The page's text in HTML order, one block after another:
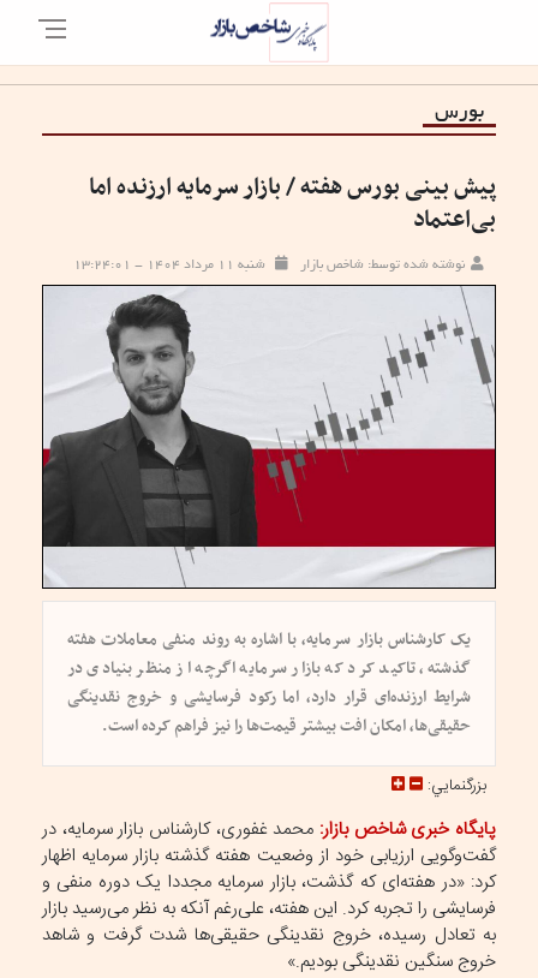
بورس
پیش بینی بورس هفته / بازار سرمایه ارزنده‌ اما
بی‌اعتماد
نوشته شده توسط: شاخص بازار شنبه ۱۱ مرداد ۱۴۰۴ - ۱۳:۲۴:۰۱
یک کارشناس بازار سرمایه، با اشاره به روند منفی معاملات هفته
گذشته، تاکید کرد که بازار سرمایه اگرچه از منظر بنیادی در
شرایط ارزنده‌ای قرار دارد، اما رکود فرسایشی و خروج نقدینگی
حقیقی‌ها، امکان افت بیشتر قیمت‌ها را نیز فراهم کرده است.
بزرگنمايي:
پایگاه خبری شاخص بازار: محمد غفوری، کارشناس بازار سرمایه، در
گفت‌و‌گویی ارزیابی خود از وضعیت هفته گذشته بازار سرمایه اظهار
کرد: «در هفته‌ای که گذشت، بازار سرمایه مجددا یک دوره منفی و
فرسایشی را تجربه کرد. این هفته، علی‌رغم آنکه به نظر می‌رسید بازار
به تعادل رسیده، خروج نقدینگی حقیقی‌ها شدت گرفت و شاهد
خروج سنگین نقدینگی بودیم.»